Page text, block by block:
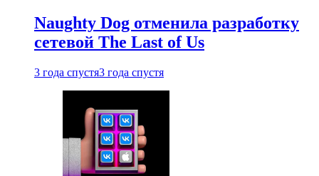
Naughty Dog отменила разработку
сетевой The Last of Us
3 года спустя3 года спустя